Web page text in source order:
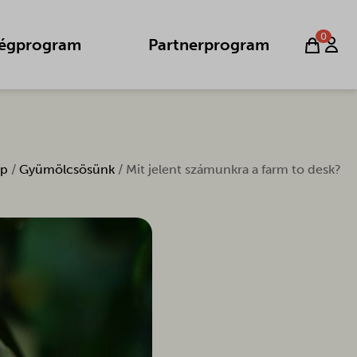
Partnerprogram 0
/ Gyümölcsösünk / Mit jelent számunkra a farm to desk?